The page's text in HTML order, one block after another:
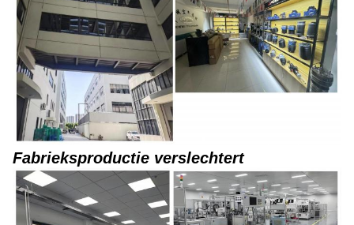
Fabrieksproductie verslechtert